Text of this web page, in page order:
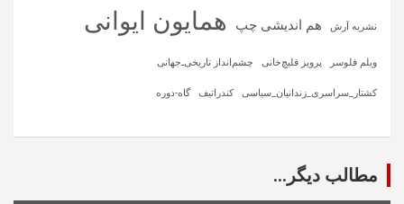
نشریه آرش هم اندیشی چپ همایون ایوانی
ویلم فلوسر پرویز قلیچ‌خانی چشم‌انداز تاریخی‌ـ‌جهانی
کشتار_سراسری_زندانیان_سیاسی کندراتیف گاه-دوره
مطالب دیگر...